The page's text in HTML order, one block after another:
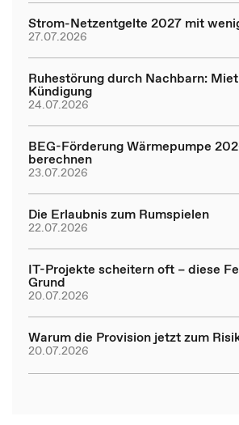
Strom-Netzentgelte 2027 mit
27.07.2026
Ruhestörung durch Nachbarn:
Kündigung
24.07.2026
BEG-Förderung Wärmepumpe
berechnen
23.07.2026
Die Erlaubnis zum Rumspielen
22.07.2026
IT-Projekte scheitern oft – diese
Grund
20.07.2026
Warum die Provision jetzt zum
20.07.2026